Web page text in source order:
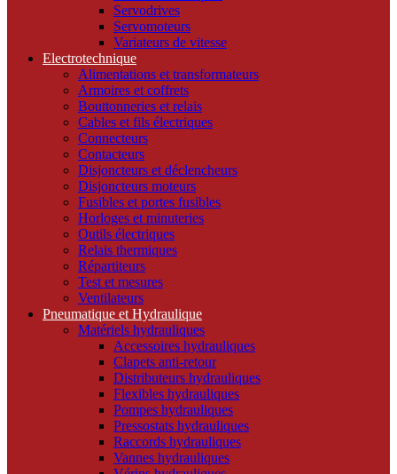
Servodrives
Servomoteurs
Variateurs de vitesse
Electrotechnique
Alimentations et transformateurs
Armoires et coffrets
Bouttonneries et relais
Cables et fils électriques
Connecteurs
Contacteurs
Disjoncteurs et déclencheurs
Disjoncteurs moteurs
Fusibles et portes fusibles
Horloges et minuteries
Outils électriques
Relais thermiques
Répartiteurs
Test et mesures
Ventilateurs
Pneumatique et Hydraulique
Matériels hydrauliques
Accessoires hydrauliques
Clapets anti-retour
Distributeurs hydrauliques
Flexibles hydrauliques
Pompes hydrauliques
Pressostats hydrauliques
Raccords hydrauliques
Vannes hydrauliques